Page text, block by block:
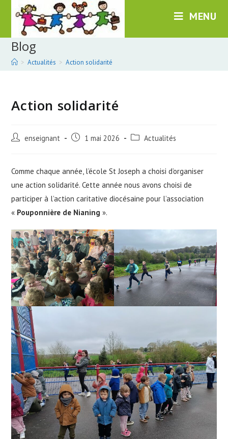
content
MENU
Blog
> Actualités > Action solidarité
Action solidarité
Post enseignant
Post 1 mai 2026
Post Actualités
Comme chaque année, l’école St Joseph a choisi d’organiser
une action solidarité. Cette année nous avons choisi de
participer à l’action caritative diocésaine pour l’association
« Pouponnière de Nianing ».